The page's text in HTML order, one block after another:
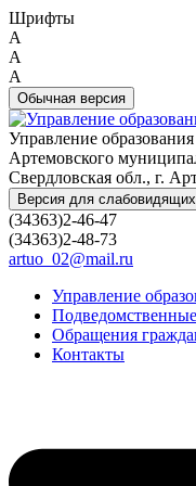
Шрифты
A
A
A
Обычная версия
Управление образования
Артемовского
Свердловская обл., г.
Версия для слабовидящих
(34363)2-46-47
(34363)2-48-73
artuo_02@mail.ru
Управление
Обращения
Контакты